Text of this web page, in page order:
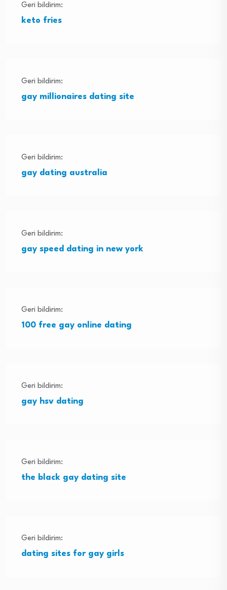
Geri bildirim:
keto fries
Geri bildirim:
gay millionaires dating site
Geri bildirim:
gay dating australia
Geri bildirim:
gay speed dating in new york
Geri bildirim:
100 free gay online dating
Geri bildirim:
gay hsv dating
Geri bildirim:
the black gay dating site
Geri bildirim:
dating sites for gay girls